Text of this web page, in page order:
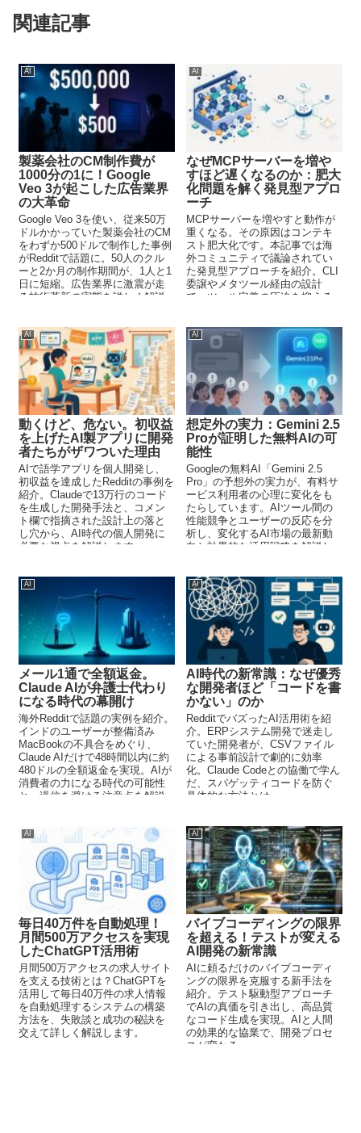
関連記事
AI
製薬会社のCM制作費が
1000分の1に！Google
Veo 3が起こした広告業界
の大革命
Google Veo 3を使い、従来50万
ドルかかっていた製薬会社のCM
をわずか500ドルで制作した事例
がRedditで話題に。50人のクル
ーと2か月の制作期間が、1人と1
日に短縮。広告業界に激震が走
る技術革新の実態を詳しく解説
AI
なぜMCPサーバーを増や
すほど遅くなるのか：肥大
化問題を解く発見型アプロ
ーチ
MCPサーバーを増やすと動作が
重くなる。その原因はコンテキ
スト肥大化です。本記事では海
外コミュニティで議論されてい
た発見型アプローチを紹介。CLI
委譲やメタツール経由の設計
で、ツール定義の圧迫を抑える
AI
動くけど、危ない。初収益
を上げたAI製アプリに開発
者たちがザワついた理由
AIで語学アプリを個人開発し、
初収益を達成したRedditの事例を
紹介。Claudeで13万行のコード
を生成した開発手法と、コメン
ト欄で指摘された設計上の落と
し穴から、AI時代の個人開発に
必要な視点を解説します。
AI
想定外の実力：Gemini 2.5
Proが証明した無料AIの可
能性
Googleの無料AI「Gemini 2.5
Pro」の予想外の実力が、有料サ
ービス利用者の心理に変化をも
たらしています。AIツール間の
性能競争とユーザーの反応を分
析し、変化するAI市場の最新動
向と効果的な活用戦略を解説し
AI
メール1通で全額返金。
Claude AIが弁護士代わり
になる時代の幕開け
海外Redditで話題の実例を紹介。
インドのユーザーが整備済み
MacBookの不具合をめぐり、
Claude AIだけで48時間以内に約
480ドルの全額返金を実現。AIが
消費者の力になる時代の可能性
と、過信を避ける注意点を解説
AI
AI時代の新常識：なぜ優秀
な開発者ほど「コードを書
かない」のか
RedditでバズったAI活用術を紹
介。ERPシステム開発で迷走し
ていた開発者が、CSVファイル
による事前設計で劇的に効率
化。Claude Codeとの協働で学ん
だ、スパゲッティコードを防ぐ
具体的な方法とは。
AI
毎日40万件を自動処理！
月間500万アクセスを実現
したChatGPT活用術
月間500万アクセスの求人サイト
を支える技術とは？ChatGPTを
活用して毎日40万件の求人情報
を自動処理するシステムの構築
方法を、失敗談と成功の秘訣を
交えて詳しく解説します。
AI
バイブコーディングの限界
を超える！テストが変える
AI開発の新常識
AIに頼るだけのバイブコーディ
ングの限界を克服する新手法を
紹介。テスト駆動型アプローチ
でAIの真価を引き出し、高品質
なコード生成を実現。AIと人間
の効果的な協業で、開発プロセ
スが変わる。